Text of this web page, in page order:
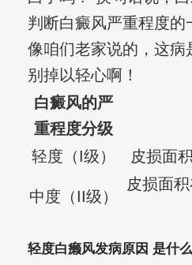
判断白癜风严重程度的
像咱们老家说的，这病
别掉以轻心啊！
白癜风的严
重程度分级
轻度（I级） 皮损面
中度（II级）
皮损面
轻度白癞风发病原因 是什